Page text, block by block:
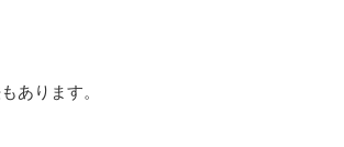
あります。